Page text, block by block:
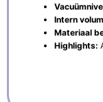
Intern
Materiaal
Highlights: